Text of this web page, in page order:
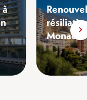
à
Monaco